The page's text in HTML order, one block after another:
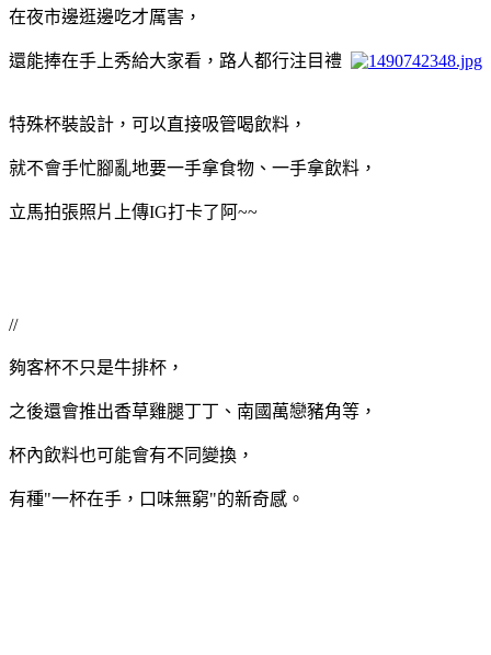
在夜市邊逛邊吃才厲害，
還能捧在手上秀給大家看，路人都行注目禮
特殊杯裝設計，可以直接吸管喝飲料，
就不會手忙腳亂地要一手拿食物、一手拿飲料，
立馬拍張照片上傳IG打卡了阿~~
//
夠客杯不只是牛排杯，
之後還會推出香草雞腿丁丁、南國萬戀豬角等，
杯內飲料也可能會有不同變換，
有種"一杯在手，口味無窮"的新奇感。